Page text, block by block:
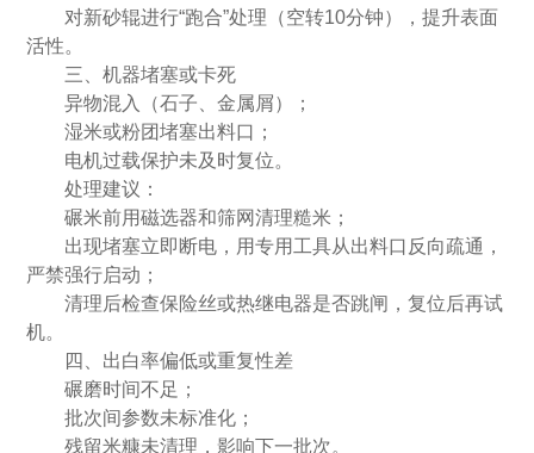
对新砂辊进行“跑合”处理（空转10分钟），提升表面
活性。
三、机器堵塞或卡死
异物混入（石子、金属屑）；
湿米或粉团堵塞出料口；
电机过载保护未及时复位。
处理建议：
碾米前用磁选器和筛网清理糙米；
出现堵塞立即断电，用专用工具从出料口反向疏通，
严禁强行启动；
清理后检查保险丝或热继电器是否跳闸，复位后再试
机。
四、出白率偏低或重复性差
碾磨时间不足；
批次间参数未标准化；
残留米糠未清理，影响下一批次。